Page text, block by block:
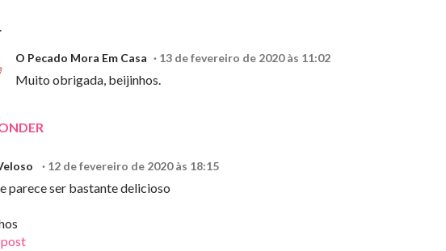
O Pecado Mora Em Casa 13 de fevereiro de 2020 às 11:02
Muito obrigada, beijinhos.
12 de fevereiro de 2020 às 18:15
parece ser bastante delicioso